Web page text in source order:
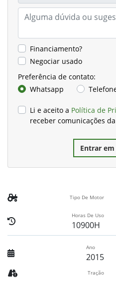
Financiamento?
Negociar usado
Preferência de contato:
Whatsapp
Li e aceito a Política de
receber comunicações
Entrar
Tipo De Motor
Horas De Uso
10900H
Ano
2015
Tração